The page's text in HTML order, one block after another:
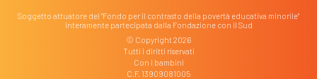
Soggetto attuatore del "Fondo per il contrasto della povertà educativa minorile"
interamente partecipata dalla Fondazione con il Sud
© Copyright 2026
Tutti i diritti riservati
Con i bambini
C.F. 13909081005